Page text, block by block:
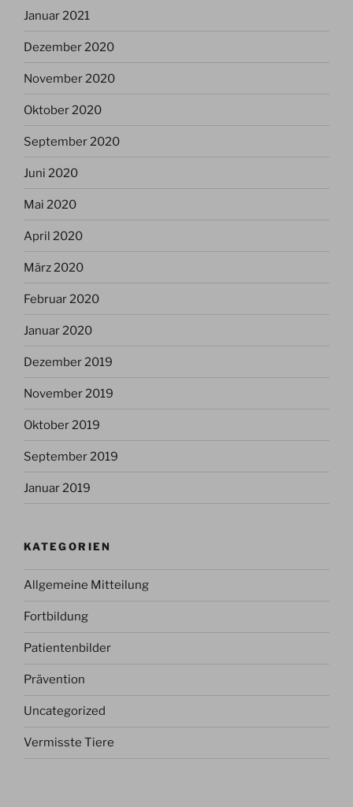
Januar 2021
Dezember 2020
November 2020
Oktober 2020
September 2020
Juni 2020
Mai 2020
April 2020
März 2020
Februar 2020
Januar 2020
Dezember 2019
November 2019
Oktober 2019
September 2019
Januar 2019
KATEGORIEN
Allgemeine Mitteilung
Fortbildung
Patientenbilder
Prävention
Uncategorized
Vermisste Tiere